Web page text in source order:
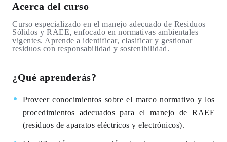
Acerca del curso
Curso especializado en el manejo adecuado de Residuos
Sólidos y RAEE, enfocado en normativas ambientales
vigentes. Aprende a identificar, clasificar y gestionar
residuos con responsabilidad y sostenibilidad.
¿Qué aprenderás?
Proveer conocimientos sobre el marco normativo y los
procedimientos adecuados para el manejo de RAEE
(residuos de aparatos eléctricos y electrónicos).